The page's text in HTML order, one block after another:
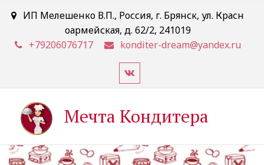
ИП Мелешенко В.П., Россия, г. Брянск, ул. Красн
оармейская, д. 62/2, 241019
+79206076717
konditer-dream@yandex.ru
Мечта Кондитера